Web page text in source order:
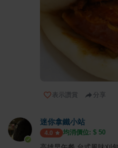
表示讚賞 分享
迷你拿鐵小站
4.0 均消價位: $ 50